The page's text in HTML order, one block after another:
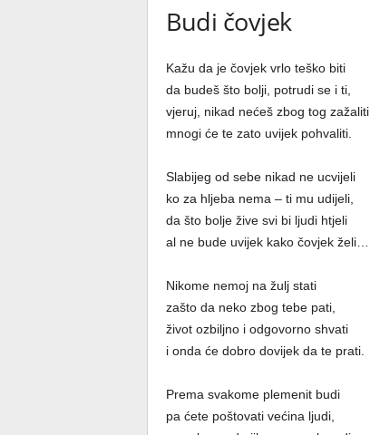
Budi čovjek
Kažu da je čovjek vrlo teško biti
da budeš što bolji, potrudi se i ti,
vjeruj, nikad nećeš zbog tog zažaliti
mnogi će te zato uvijek pohvaliti.
Slabijeg od sebe nikad ne ucvijeli
ko za hljeba nema – ti mu udijeli,
da što bolje žive svi bi ljudi htjeli
al ne bude uvijek kako čovjek želi…
Nikome nemoj na žulj stati
zašto da neko zbog tebe pati,
život ozbiljno i odgovorno shvati
i onda će dobro dovijek da te prati.
Prema svakome plemenit budi
pa ćete poštovati većina ljudi,